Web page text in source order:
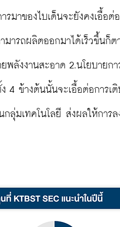
ารมาของไบเด็นจะยังคงเอื้
มารถผลิตออกมาได้เร็วขึ้นก็
พลังงานสะอาด 2.นโยบายก
4 ข้างต้นนั้นจะเอื้อต่อการเ
ลุ่มเทคโนโลยี ส่งผลให้การ